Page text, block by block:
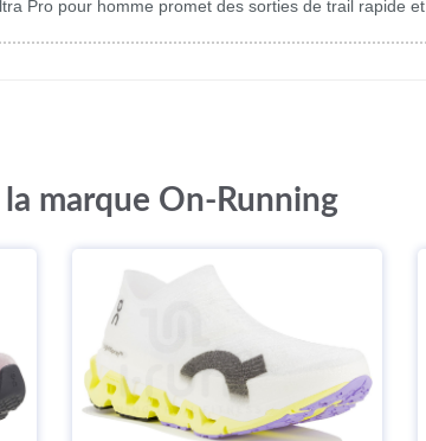
Pro pour homme promet des sorties de trail rapide
marque On-Running